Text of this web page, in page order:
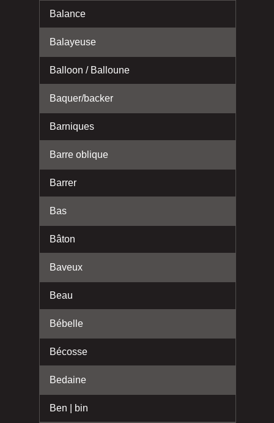
Balance
Balayeuse
Balloon / Balloune
Baquer/backer
Barniques
Barre oblique
Barrer
Bas
Bâton
Baveux
Beau
Bébelle
Bécosse
Bedaine
Ben | bin